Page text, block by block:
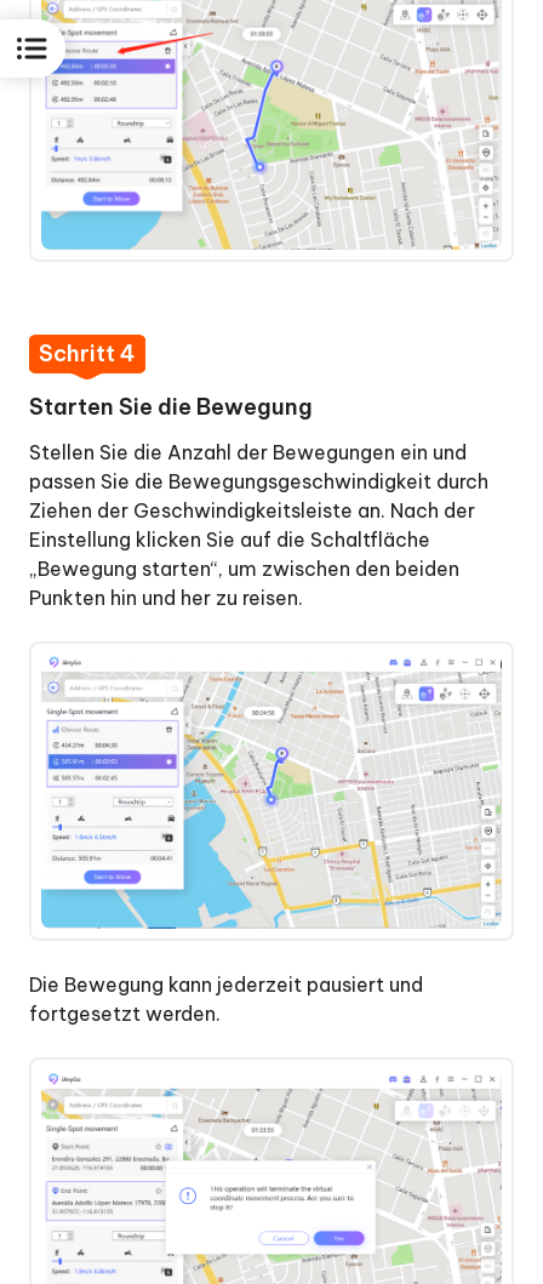
Schritt 4
Starten Sie die Bewegung
Stellen Sie die Anzahl der Bewegungen ein und
passen Sie die Bewegungsgeschwindigkeit durch
Ziehen der Geschwindigkeitsleiste an. Nach der
Einstellung klicken Sie auf die Schaltfläche
„Bewegung starten“, um zwischen den beiden
Punkten hin und her zu reisen.
Die Bewegung kann jederzeit pausiert und
fortgesetzt werden.